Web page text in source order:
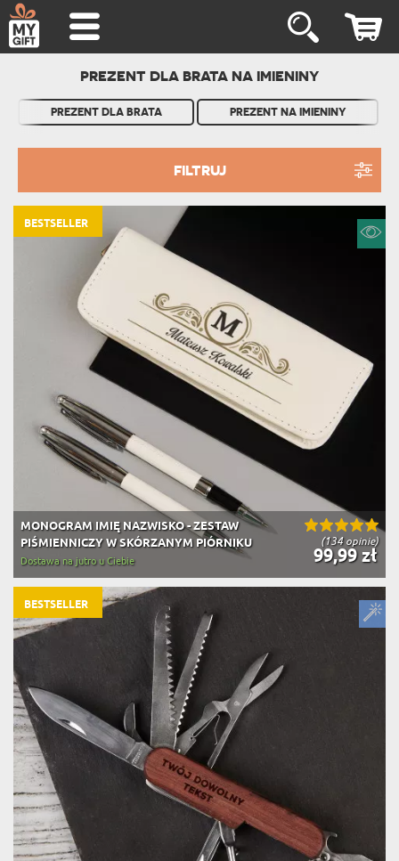
PREZENT DLA BRATA NA IMIENINY
PREZENT DLA BRATA PREZENT NA IMIENINY
FILTRUJ
(134 opinie)
MONOGRAM IMIĘ NAZWISKO - ZESTAW
PIŚMIENNICZY W SKÓRZANYM PIÓRNIKU
99,99 zł
Dostawa na jutro u Ciebie
BESTSELLER
BESTSELLER